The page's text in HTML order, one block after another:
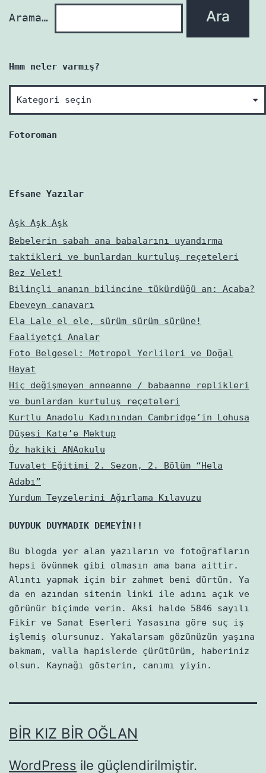
Arama…
Hmm neler varmış?
Hmm
neler
varmış?
Fotoroman
Efsane Yazılar
Aşk Aşk Aşk
Bebelerin sabah ana babalarını uyandırma
taktikleri ve bunlardan kurtuluş reçeteleri
Bez Velet!
Bilinçli ananın bilincine tükürdüğü an: Acaba?
Ebeveyn canavarı
Ela Lale el ele, sürüm sürüm sürüne!
Faaliyetçi Analar
Foto Belgesel: Metropol Yerlileri ve Doğal
Hayat
Hiç değişmeyen anneanne / babaanne replikleri
ve bunlardan kurtuluş reçeteleri
Kurtlu Anadolu Kadınından Cambridge’in Lohusa
Düşesi Kate’e Mektup
Öz hakiki ANAokulu
Tuvalet Eğitimi 2. Sezon, 2. Bölüm “Hela
Adabı”
Yurdum Teyzelerini Ağırlama Kılavuzu
DUYDUK DUYMADIK DEMEYİN!!
Bu blogda yer alan yazıların ve fotoğrafların
hepsi övünmek gibi olmasın ama bana aittir.
Alıntı yapmak için bir zahmet beni dürtün. Ya
da en azından sitenin linki ile adını açık ve
görünür biçimde verin. Aksi halde 5846 sayılı
Fikir ve Sanat Eserleri Yasasına göre suç iş
işlemiş olursunuz. Yakalarsam gözünüzün yaşına
bakmam, valla hapislerde çürütürüm, haberiniz
olsun. Kaynağı gösterin, canımı yiyin.
BIR KIZ BIR OĞLAN
WordPress ile güçlendirilmiştir.